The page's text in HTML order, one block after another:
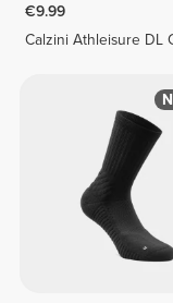
€9.99
Calzini Athleisure DL